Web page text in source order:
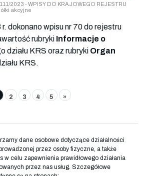
2023 - WPISY DO KRAJOWEGO REJESTRU
akcyjne
dokonano wpisu nr 70 do rejestru
rubryki Informacje o
działu KRS oraz rubryki Organ
KRS.
2 3 4 5 »
dane osobowe dotyczące działalności
przez osoby fizyczne, a także
w celu zapewnienia prawidłowego działania
przez nas usług. Szczegółowe